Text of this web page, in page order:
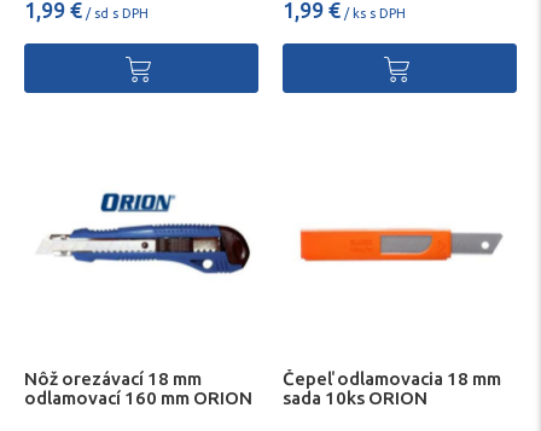
1,99 € / sd s DPH 1,99 € / ks s DPH
Nôž orezávací 18 mm
odlamovací 160 mm ORION
Čepeľ odlamovacia 18 mm
sada 10ks ORION